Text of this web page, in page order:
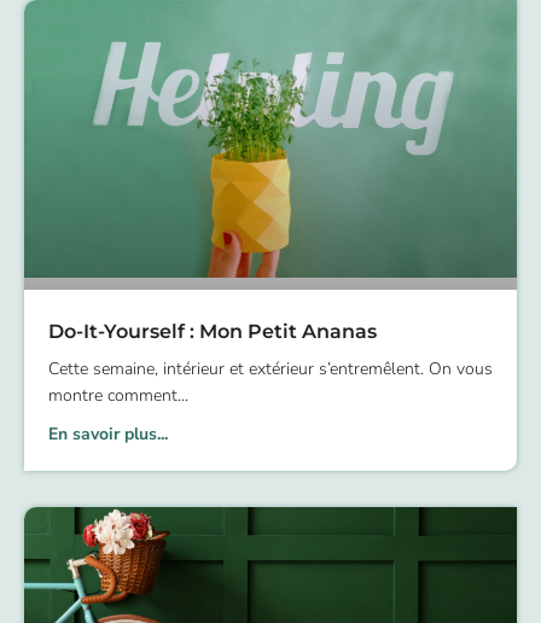
Do-It-Yourself : Mon Petit Ananas
Cette semaine, intérieur et extérieur s’entremêlent. On vous
montre comment
En savoir plus...